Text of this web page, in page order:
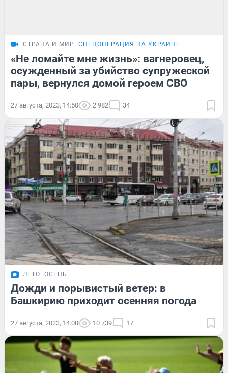
СТРАНА И МИР СПЕЦОПЕРАЦИЯ НА УКРАИНЕ
«Не ломайте мне жизнь»: вагнеровец,
осужденный за убийство супружеской
пары, вернулся домой героем СВО
27 августа, 2023, 14:50 2 982 34
ЛЕТО ОСЕНЬ
Дожди и порывистый ветер: в
Башкирию приходит осенняя погода
27 августа, 2023, 14:00 10 739 17